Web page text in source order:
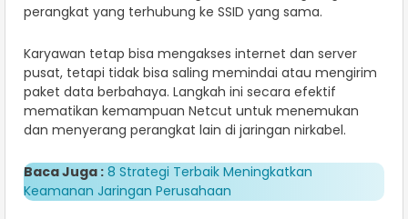
perangkat yang terhubung ke SSID yang sama.
Karyawan tetap bisa mengakses internet dan server
pusat, tetapi tidak bisa saling memindai atau mengirim
paket data berbahaya. Langkah ini secara efektif
mematikan kemampuan Netcut untuk menemukan
dan menyerang perangkat lain di jaringan nirkabel.
Baca Juga : 8 Strategi Terbaik Meningkatkan
Keamanan Jaringan Perusahaan